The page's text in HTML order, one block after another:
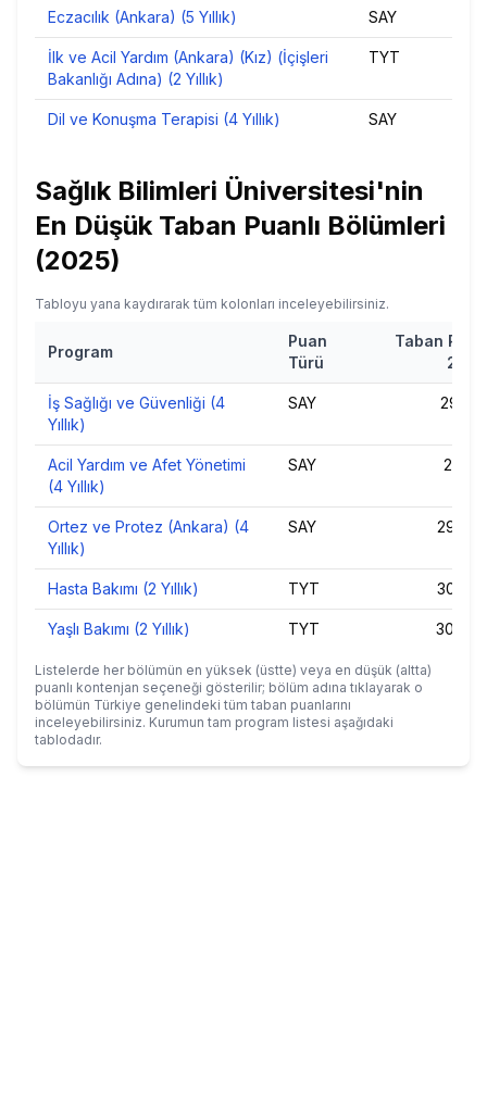
Eczacılık (Ankara) (5 Yıllık) SAY
İlk ve Acil Yardım (Ankara) (Kız) (İçişleri
Bakanlığı Adına) (2 Yıllık)
TYT
Dil ve Konuşma Terapisi (4 Yıllık) SAY
Sağlık Bilimleri Üniversitesi'nin
En Düşük Taban Puanlı Bölümleri
(2025)
Tabloyu yana kaydırarak tüm kolonları inceleyebilirsiniz.
Program
Puan
Türü
Taban Puan
2025
İş Sağlığı ve Güvenliği (4
Yıllık)
SAY 291,75
Acil Yardım ve Afet Yönetimi
(4 Yıllık)
SAY 291,91
Ortez ve Protez (Ankara) (4
Yıllık)
SAY 294,52
Hasta Bakımı (2 Yıllık) TYT 300,33
Yaşlı Bakımı (2 Yıllık) TYT 303,76
Listelerde her bölümün en yüksek (üstte) veya en düşük (altta)
puanlı kontenjan seçeneği gösterilir; bölüm adına tıklayarak o
bölümün Türkiye genelindeki tüm taban puanlarını
inceleyebilirsiniz. Kurumun tam program listesi aşağıdaki
tablodadır.